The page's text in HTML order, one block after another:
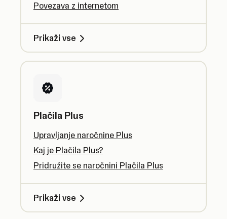
Povezava z internetom
Prikaži vse
Plačila Plus
Upravljanje naročnine Plus
Kaj je Plačila Plus?
Pridružite se naročnini Plačila Plus
Prikaži vse